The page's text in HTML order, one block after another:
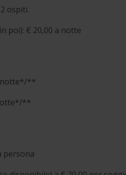
ospiti.
poi): € 20,00 a notte
notte*/**
**
persona